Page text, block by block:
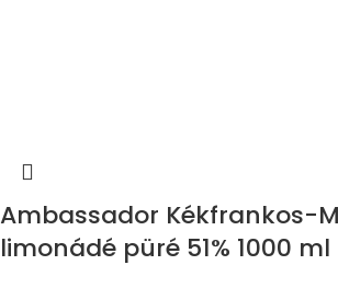
Ambassador Kékfrankos-
limonádé püré 51% 1000 ml